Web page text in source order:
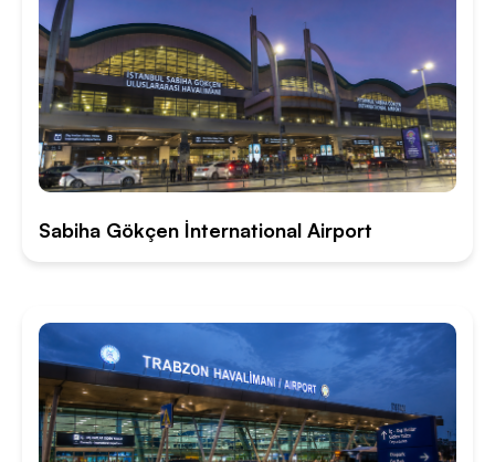
Sabiha Gökçen İnternational Airport